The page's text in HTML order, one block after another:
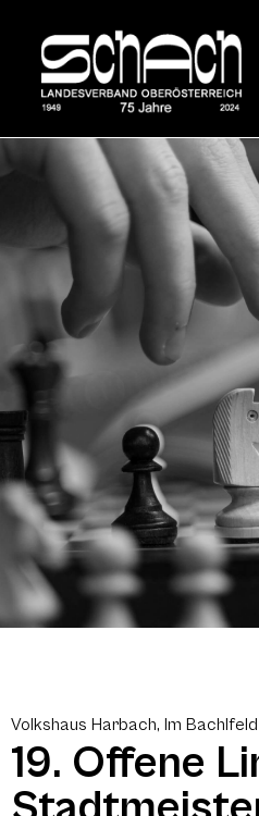
Volkshaus Harbach, Im
19. Offene